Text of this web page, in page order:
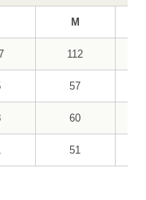
M
112
57
60
51